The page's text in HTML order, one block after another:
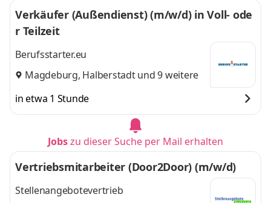
Verkäufer (Außendienst) (m/w/d) in Voll- ode
r Teilzeit
Berufsstarter.eu
Magdeburg, Halberstadtund 9 weitere
in etwa 1 Stunde
Jobszu dieser Suche per Mail erhalten
Vertriebsmitarbeiter (Door2Door) (m/w/d)
Stellenangebotevertrieb